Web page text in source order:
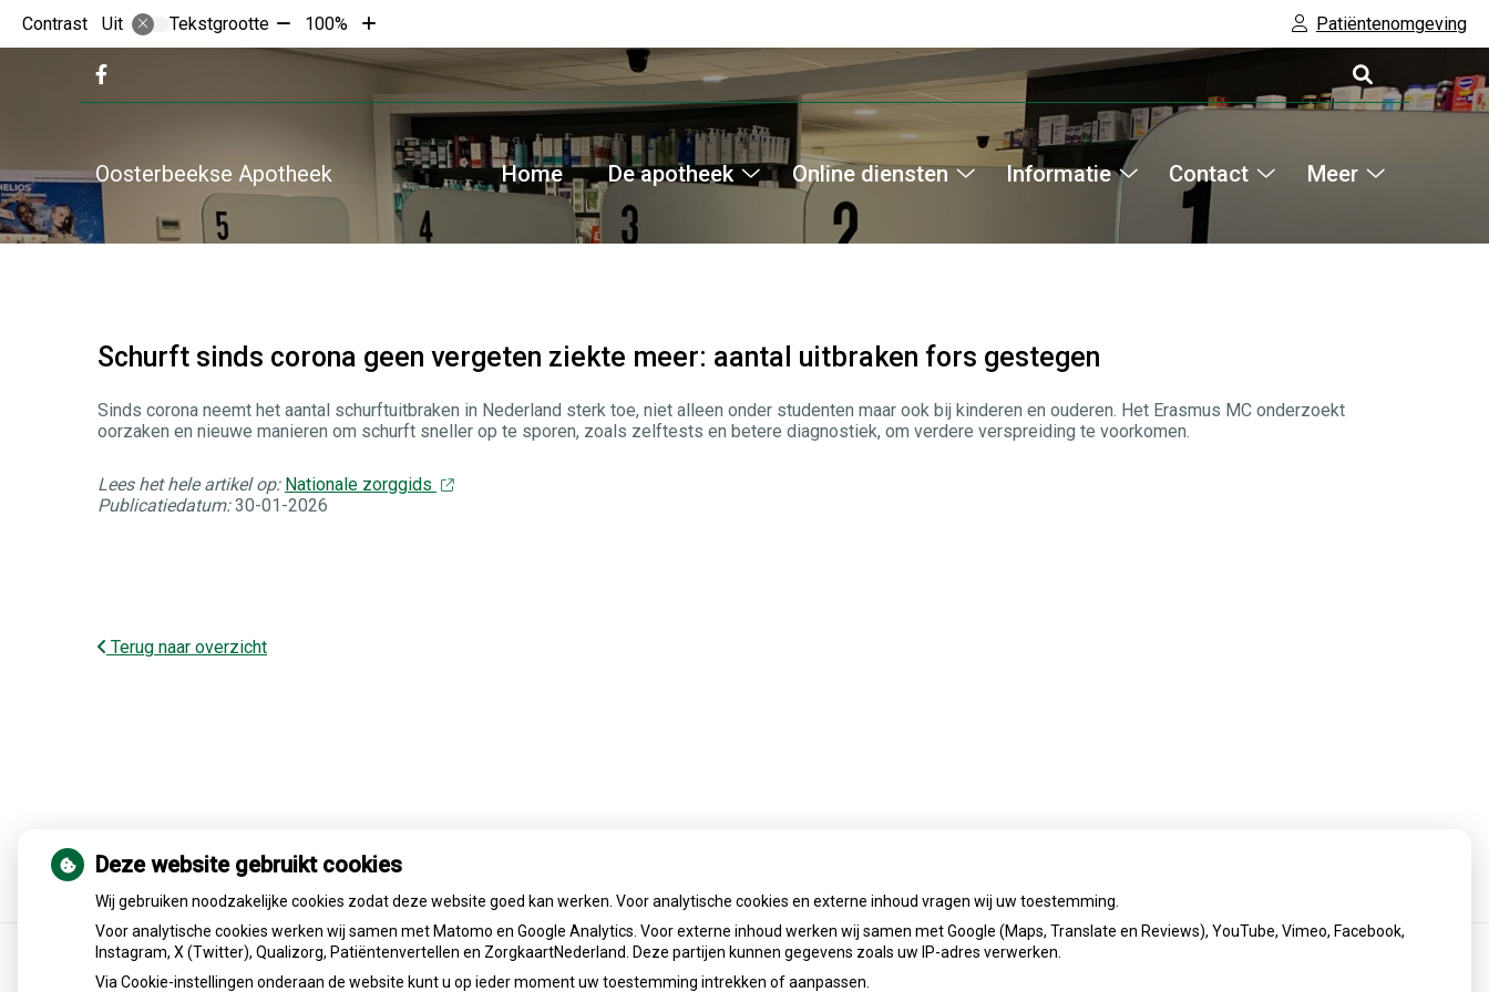
Contrast Uit Tekstgrootte Tekst
verkleinen
100%
Tekst
vergroten
met
10%
Patiëntenomgeving
Bezoek
onze
Home De apotheek
apotheek
Online diensten Informatie
Informatie
submenu
Contact Meer
Oosterbeekse Apotheek
Schurft sinds corona geen vergeten ziekte meer: aantal uitbraken fors gestegen
Sinds corona neemt het aantal schurftuitbraken in Nederland sterk toe, niet alleen onder studenten maar ook bij kinderen en ouderen. Het Erasmus MC onderzoekt
oorzaken en nieuwe manieren om schurft sneller op te sporen, zoals zelftests en betere diagnostiek, om verdere verspreiding te voorkomen.
Lees het hele artikel op: Nationale zorggids
Publicatiedatum:30-01-2026
Terug naar overzicht
Deze website gebruikt cookies
Wij gebruiken noodzakelijke cookies zodat deze website goed kan werken. Voor analytische cookies en externe inhoud vragen wij uw toestemming.
Voor analytische cookies werken wij samen met Matomo en Google Analytics. Voor externe inhoud werken wij samen met Google (Maps, Translate en Reviews), YouTube, Vimeo, Facebook,
Instagram, X (Twitter), Qualizorg, Patiëntenvertellen en ZorgkaartNederland. Deze partijen kunnen gegevens zoals uw IP-adres verwerken.
Via Cookie-instellingen onderaan de website kunt u op ieder moment uw toestemming intrekken of aanpassen.